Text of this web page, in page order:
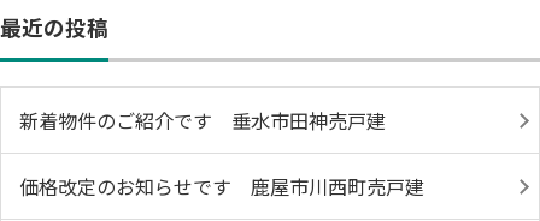
最近の投稿
新着物件のご紹介です 垂水市田神売戸建
価格改定のお知らせです 鹿屋市川西町売戸建